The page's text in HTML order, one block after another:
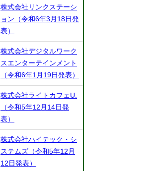
株式会社リンクステーシ
ョン（令和6年3月18日発
表）
株式会社デジタルワーク
スエンターテインメント
（令和6年1月19日発表）
株式会社ライトカフェU.
（令和5年12月14日発
表）
株式会社ハイテック・シ
ステムズ（令和5年12月
12日発表）